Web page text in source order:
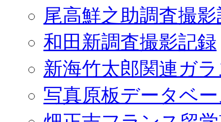
尾高鮮之助調査撮
和田新調査撮影記録
新海竹太郎関連ガ
写真原板データベ